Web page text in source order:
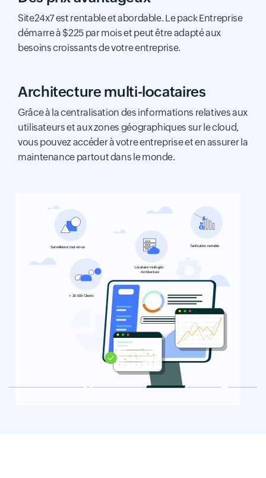
Site24x7 est rentable et abordable. Le pack Entreprise
démarre à $225 par mois et peut être adapté aux
besoins croissants de votre entreprise.
Architecture multi-locataires
Grâce à la centralisation des informations relatives aux
utilisateurs et aux zones géographiques sur le cloud,
vous pouvez accéder à votre entreprise et en assurer la
maintenance partout dans le monde.